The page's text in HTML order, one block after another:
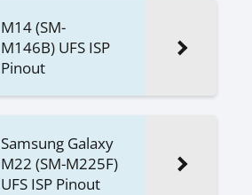
M14 (SM-
M146B) UFS ISP
Pinout
Samsung Galaxy
M22 (SM-M225F)
UFS ISP Pinout